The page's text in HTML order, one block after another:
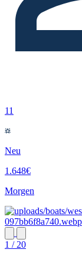
11
Neu
1.648€
Morgen
1 / 20